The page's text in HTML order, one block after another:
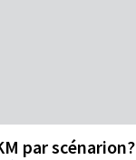
par scénarion?